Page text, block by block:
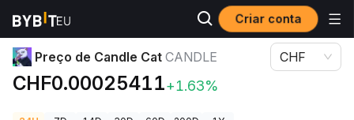
Criar conta
Preços de Criptomoedas Preço de Candle Cat CANDLE
Preço de Candle Cat CANDLE
CHF0.00025411+1.63%
CHF